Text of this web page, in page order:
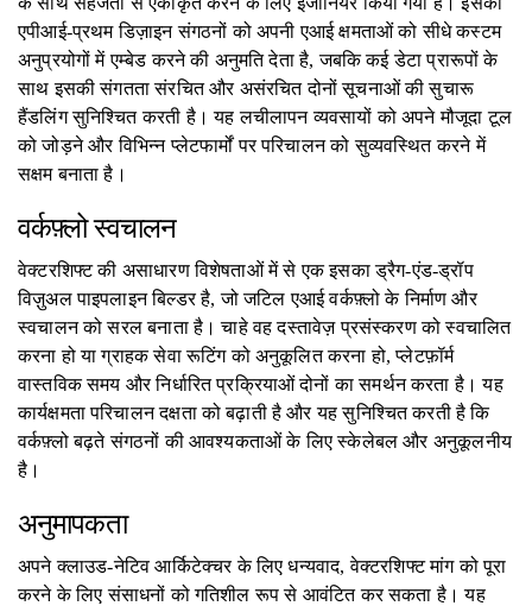
एपीआई-प्रथम डिज़ाइन संगठनों को अपनी एआई क्षमताओं को सीधे कस्टम
अनुप्रयोगों में एम्बेड करने की अनुमति देता है, जबकि कई डेटा प्रारूपों के
साथ इसकी संगतता संरचित और असंरचित दोनों सूचनाओं की सुचारू
हैंडलिंग सुनिश्चित करती है। यह लचीलापन व्यवसायों को अपने मौजूदा टूल
को जोड़ने और विभिन्न प्लेटफार्मों पर परिचालन को सुव्यवस्थित करने में
सक्षम बनाता है।
वर्कफ़्लो स्वचालन
वेक्टरशिफ्ट की असाधारण विशेषताओं में से एक इसका ड्रैग-एंड-ड्रॉप
विज़ुअल पाइपलाइन बिल्डर है, जो जटिल एआई वर्कफ़्लो के निर्माण और
स्वचालन को सरल बनाता है। चाहे वह दस्तावेज़ प्रसंस्करण को स्वचालित
करना हो या ग्राहक सेवा रूटिंग को अनुकूलित करना हो, प्लेटफ़ॉर्म
वास्तविक समय और निर्धारित प्रक्रियाओं दोनों का समर्थन करता है। यह
कार्यक्षमता परिचालन दक्षता को बढ़ाती है और यह सुनिश्चित करती है कि
वर्कफ़्लो बढ़ते संगठनों की आवश्यकताओं के लिए स्केलेबल और अनुकूलनीय
है।
अनुमापकता
अपने क्लाउड-नेटिव आर्किटेक्चर के लिए धन्यवाद, वेक्टरशिफ्ट मांग को पूरा
करने के लिए संसाधनों को गतिशील रूप से आवंटित कर सकता है। यह